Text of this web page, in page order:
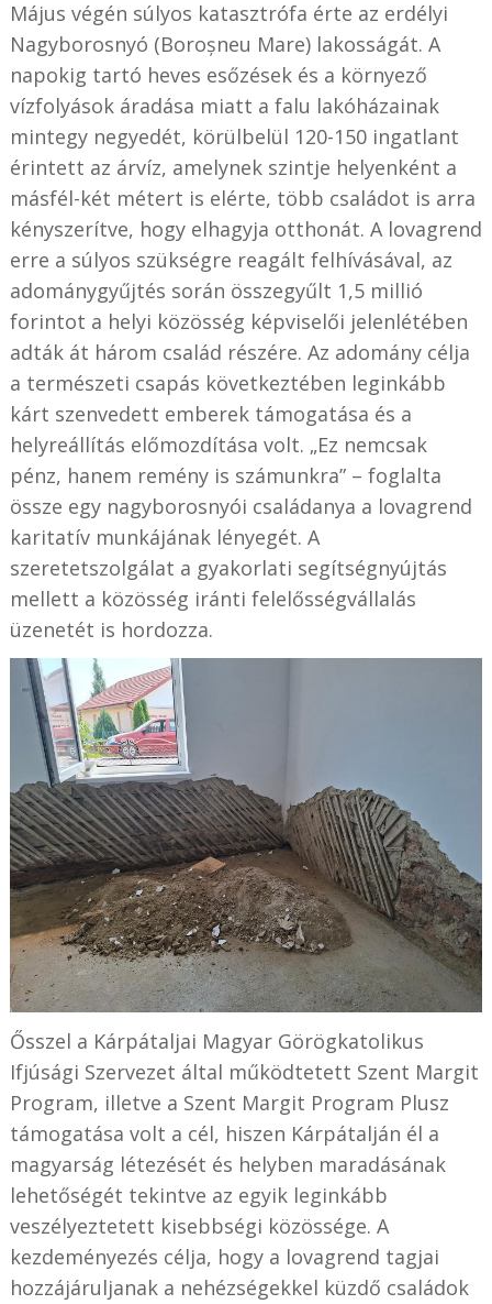
Május végén súlyos katasztrófa érte az erdélyi
Nagyborosnyó (Boroșneu Mare) lakosságát. A
napokig tartó heves esőzések és a környező
vízfolyások áradása miatt a falu lakóházainak
mintegy negyedét, körülbelül 120-150 ingatlant
érintett az árvíz, amelynek szintje helyenként a
másfél-két métert is elérte, több családot is arra
kényszerítve, hogy elhagyja otthonát. A lovagrend
erre a súlyos szükségre reagált felhívásával, az
adománygyűjtés során összegyűlt 1,5 millió
forintot a helyi közösség képviselői jelenlétében
adták át három család részére. Az adomány célja
a természeti csapás következtében leginkább
kárt szenvedett emberek támogatása és a
helyreállítás előmozdítása volt. „Ez nemcsak
pénz, hanem remény is számunkra” – foglalta
össze egy nagyborosnyói családanya a lovagrend
karitatív munkájának lényegét. A
szeretetszolgálat a gyakorlati segítségnyújtás
mellett a közösség iránti felelősségvállalás
üzenetét is hordozza.
Ősszel a Kárpátaljai Magyar Görögkatolikus
Ifjúsági Szervezet által működtetett Szent Margit
Program, illetve a Szent Margit Program Plusz
támogatása volt a cél, hiszen Kárpátalján él a
magyarság létezését és helyben maradásának
lehetőségét tekintve az egyik leginkább
veszélyeztetett kisebbségi közössége. A
kezdeményezés célja, hogy a lovagrend tagjai
hozzájáruljanak a nehézségekkel küzdő családok